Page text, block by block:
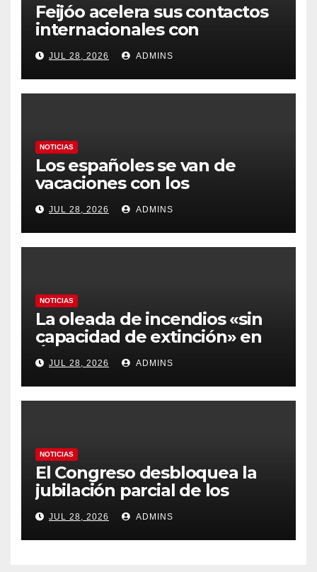
Feijóo acelera sus contactos
internacionales con
Latinoamérica como socio
prioritario en su agenda de
gobierno
JUL 28, 2026 ADMINS
NOTICIAS
Los españoles se van de
vacaciones con los
carburantes hasta un 21%
más caros que el año pasado
y los hoteles disparados
JUL 28, 2026 ADMINS
NOTICIAS
La oleada de incendios «sin
capacidad de extinción» en
Ávila y al oeste de Madrid
obliga a declarar la
emergencia nacional
JUL 28, 2026 ADMINS
NOTICIAS
El Congreso desbloquea la
jubilación parcial de los
trabajadores laborales del
sector público
JUL 28, 2026 ADMINS